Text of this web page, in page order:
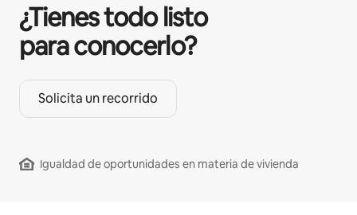
¿Tienes todo listo
para conocerlo?
Solicita un recorrido
Igualdad de oportunidades en materia de vivienda